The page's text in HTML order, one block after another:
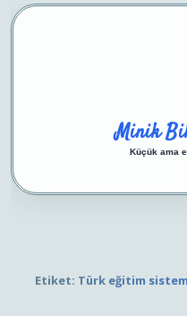
Minik
Küçük ama
Etiket: Türk eğitim